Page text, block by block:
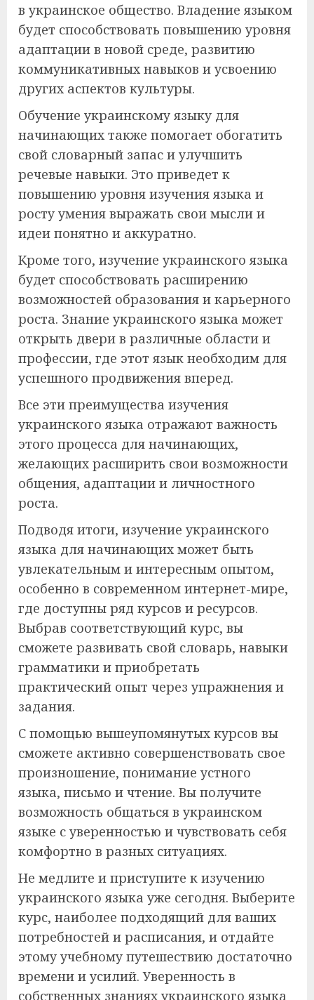
в украинское общество. Владение языком
будет способствовать повышению уровня
адаптации в новой среде, развитию
коммуникативных навыков и усвоению
других аспектов культуры.
Обучение украинскому языку для
начинающих также помогает обогатить
свой словарный запас и улучшить
речевые навыки. Это приведет к
повышению уровня изучения языка и
росту умения выражать свои мысли и
идеи понятно и аккуратно.
Кроме того, изучение украинского языка
будет способствовать расширению
возможностей образования и карьерного
роста. Знание украинского языка может
открыть двери в различные области и
профессии, где этот язык необходим для
успешного продвижения вперед.
Все эти преимущества изучения
украинского языка отражают важность
этого процесса для начинающих,
желающих расширить свои возможности
общения, адаптации и личностного
роста.
Подводя итоги, изучение украинского
языка для начинающих может быть
увлекательным и интересным опытом,
особенно в современном интернет-мире,
где доступны ряд курсов и ресурсов.
Выбрав соответствующий курс, вы
сможете развивать свой словарь, навыки
грамматики и приобретать
практический опыт через упражнения и
задания.
С помощью вышеупомянутых курсов вы
сможете активно совершенствовать свое
произношение, понимание устного
языка, письмо и чтение. Вы получите
возможность общаться в украинском
языке с уверенностью и чувствовать себя
комфортно в разных ситуациях.
Не медлите и приступите к изучению
украинского языка уже сегодня. Выберите
курс, наиболее подходящий для ваших
потребностей и расписания, и отдайте
этому учебному путешествию достаточно
времени и усилий. Уверенность в
собственных знаниях украинского языка